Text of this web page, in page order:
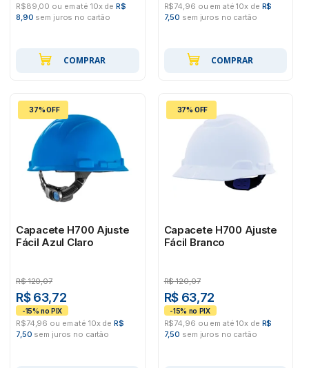
R$89,00 ou em até 10x de R$
8,90 sem juros no cartão
COMPRAR
R$74,96 ou em até 10x de R$
7,50 sem juros no cartão
COMPRAR
37% OFF
Capacete H700 Ajuste
Fácil Azul Claro
R$ 120,07
R$ 63,72
R$74,96 ou em até 10x de R$
7,50 sem juros no cartão
37% OFF
Capacete H700 Ajuste
Fácil Branco
R$ 120,07
R$ 63,72
R$74,96 ou em até 10x de R$
7,50 sem juros no cartão